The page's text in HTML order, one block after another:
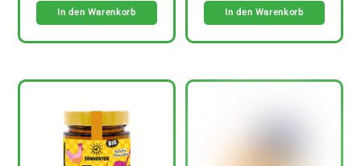
In den Warenkorb In den Warenkorb